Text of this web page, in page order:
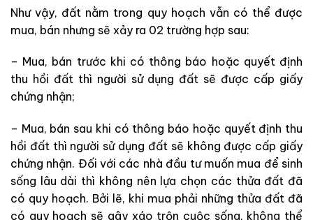
Như vậy, đất nằm trong quy hoạch vẫn có thể được
mua, bán nhưng sẽ xảy ra 02 trường hợp sau:
– Mua, bán trước khi có thông báo hoặc quyết định
thu hồi đất thì người sử dụng đất sẽ được cấp giấy
chứng nhận;
– Mua, bán sau khi có thông báo hoặc quyết định thu
hồi đất thì người sử dụng đất sẽ không được cấp giấy
chứng nhận. Đối với các nhà đầu tư muốn mua để sinh
sống lâu dài thì không nên lựa chọn các thửa đất đã
có quy hoạch. Bởi lẽ, khi mua phải những thửa đất đã
có quy hoạch sẽ gây xáo trộn cuộc sống, không thể